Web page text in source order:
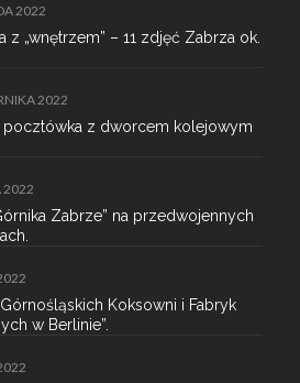
2022
z „wnętrzem” – 11 zdjęć Zabrza ok.
2022
z dworcem kolejowym
2022
Zabrze” na przedwojennych
Koksowni i Fabryk
w Berlinie”.